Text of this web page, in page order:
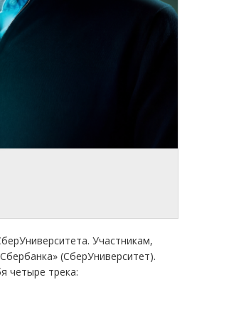
Участникам,
(СберУниверситет).
четыре трека: